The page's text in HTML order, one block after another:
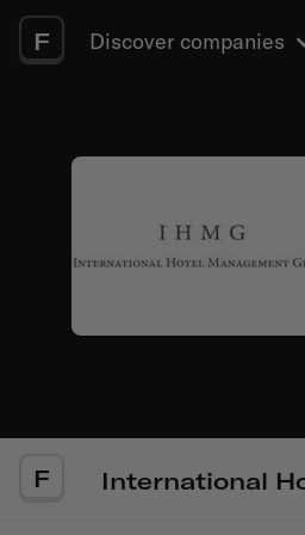
F Discover companies
F International